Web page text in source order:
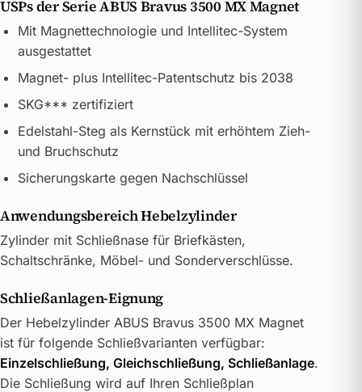
USPs der Serie ABUS Bravus 3500 MX Magnet
Mit Magnettechnologie und Intellitec-System
ausgestattet
Magnet- plus Intellitec-Patentschutz bis 2038
SKG*** zertifiziert
Edelstahl-Steg als Kernstück mit erhöhtem Zieh-
und Bruchschutz
Sicherungskarte gegen Nachschlüssel
Anwendungsbereich Hebelzylinder
Zylinder mit Schließnase für Briefkästen,
Schaltschränke, Möbel- und Sonderverschlüsse.
Schließanlagen-Eignung
Der Hebelzylinder ABUS Bravus 3500 MX Magnet
ist für folgende Schließvarianten verfügbar:
Einzelschließung, Gleichschließung, Schließanlage.
Die Schließung wird auf Ihren Schließplan